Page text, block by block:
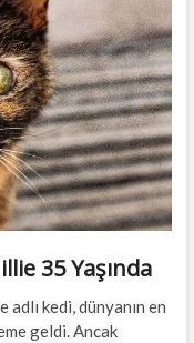
35 Yaşında
kedi, dünyanın en
geldi. Ancak